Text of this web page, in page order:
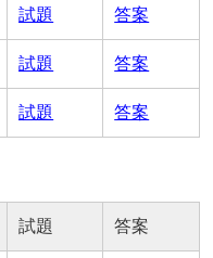
試題 答案
試題 答案
試題 答案
試題 答案